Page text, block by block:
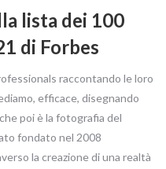
lista dei 100
di Forbes
raccontando le loro
efficace, disegnando
poi è la fotografia del
fondato nel 2008
la creazione di una realtà